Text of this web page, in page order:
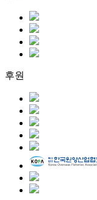
후원